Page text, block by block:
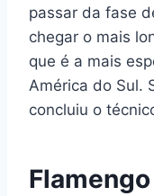
passar da fase
chegar o mais
que é a mais
América do Sul.
concluiu o